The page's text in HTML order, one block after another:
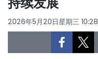
政治
经济
2026年5月20日星期三 10:28